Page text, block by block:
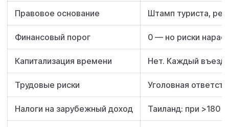
Правовое основание Штамп туриста,
Финансовый порог 0 — но риски
Капитализация времени Нет. Каждый въезд
Трудовые риски Уголовная
Налоги на зарубежный доход Таиланд: при >180